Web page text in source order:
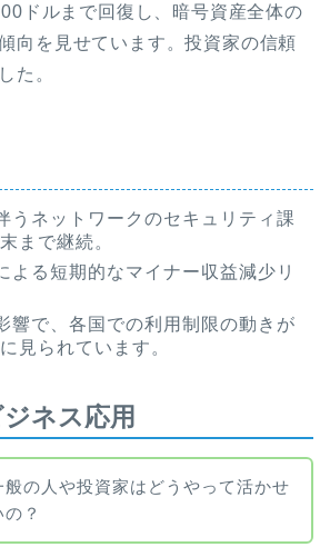
ドルまで回復し、暗号資産全体の
向を見せています。投資家の信頼
た。
うネットワークのセキュリティ課
まで継続。
よる短期的なマイナー収益減少リ
響で、各国での利用制限の動きが
見られています。
ネス応用
般の人や投資家はどうやって活かせ
？